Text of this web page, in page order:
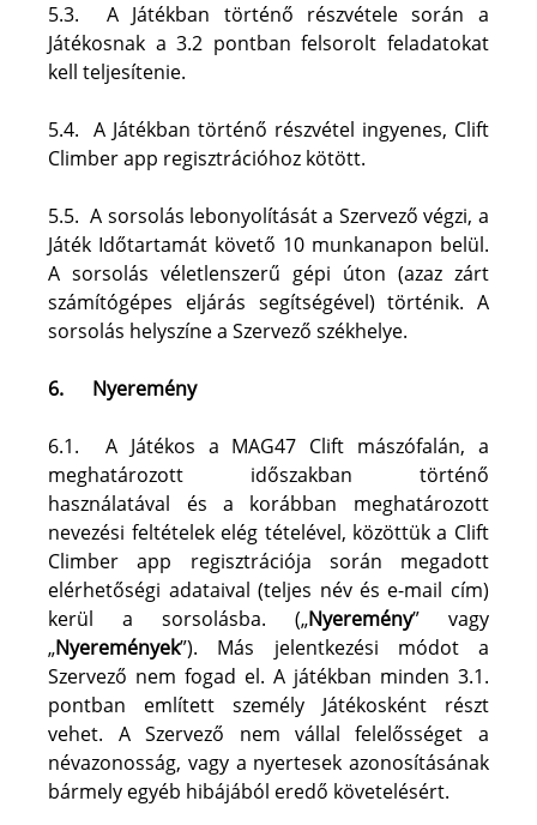
5.3.  A Játékban történő részvétele során a
Játékosnak a 3.2 pontban felsorolt feladatokat
kell teljesítenie.
5.4.  A Játékban történő részvétel ingyenes, Clift
Climber app regisztrációhoz kötött.
5.5.  A sorsolás lebonyolítását a Szervező végzi, a
Játék Időtartamát követő 10 munkanapon belül.
A sorsolás véletlenszerű gépi úton (azaz zárt
számítógépes eljárás segítségével) történik. A
sorsolás helyszíne a Szervező székhelye.
6. Nyeremény
6.1.  A Játékos a MAG47 Clift mászófalán, a
meghatározott időszakban történő
használatával és a korábban meghatározott
nevezési feltételek elég tételével, közöttük a Clift
Climber app regisztrációja során megadott
elérhetőségi adataival (teljes név és e-mail cím)
kerül a sorsolásba. („Nyeremény” vagy
„Nyeremények”). Más jelentkezési módot a
Szervező nem fogad el. A játékban minden 3.1.
pontban említett személy Játékosként részt
vehet. A Szervező nem vállal felelősséget a
névazonosság, vagy a nyertesek azonosításának
bármely egyéb hibájából eredő követelésért.